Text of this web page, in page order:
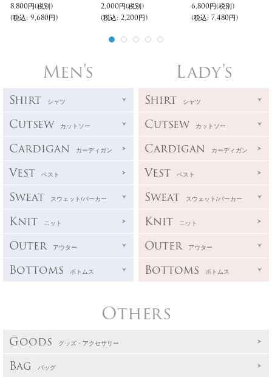
8,800円(税別)
(税込: 9,680円)
2,000円(税別)
(税込: 2,200円)
6,800円(税別)
(税込: 7,480円)
Men's
Shirt シャツ
Cutsew カットソー
Cardigan カーディガン
Vest ベスト
Sweat スウェット/パーカー
Knit ニット
Outer アウター
Bottoms ボトムス
Lady's
Shirt シャツ
Cutsew カットソー
Cardigan カーディガン
Vest ベスト
Sweat スウェット/パーカー
Knit ニット
Outer アウター
Bottoms ボトムス
Others
Goods グッズ・アクセサリー
Bag バッグ